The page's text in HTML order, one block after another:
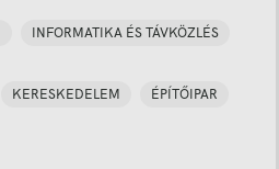
INFORMATIKA ÉS TÁVKÖZLÉS
KERESKEDELEM ÉPÍTŐIPAR